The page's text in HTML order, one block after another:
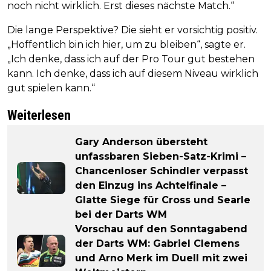
noch nicht wirklich. Erst dieses nächste Match.“
Die lange Perspektive? Die sieht er vorsichtig positiv.
„Hoffentlich bin ich hier, um zu bleiben“, sagte er.
„Ich denke, dass ich auf der Pro Tour gut bestehen
kann. Ich denke, dass ich auf diesem Niveau wirklich
gut spielen kann.“
Weiterlesen
Gary Anderson übersteht
unfassbaren Sieben-Satz-Krimi –
Chancenloser Schindler verpasst
den Einzug ins Achtelfinale –
Glatte Siege für Cross und Searle
bei der Darts WM
Vorschau auf den Sonntagabend
der Darts WM: Gabriel Clemens
und Arno Merk im Duell mit zwei